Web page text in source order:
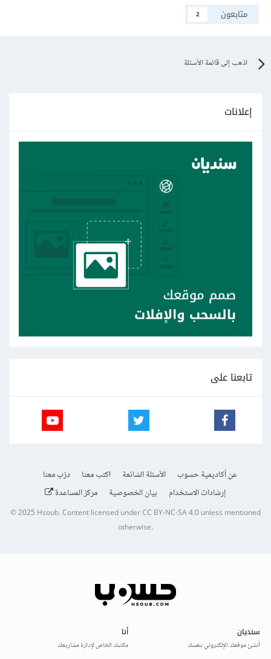
متابعون
2
اذهب إلى قائمة الأسئلة
إعلانات
تابعنا على
عن أكاديمية حسوب الأسئلة الشائعة اكتب معنا
درّب معنا
إرشادات الاستخدام
بيان الخصوصية مركز المساعدة
© 2025Hsoub.Content licensed underCC BY-NC-SA 4.0unless mentioned
otherwise.